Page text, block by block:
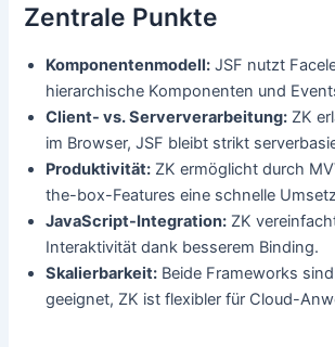
Zentrale Punkte
Komponentenmodell: JSF nutzt
hierarchische Komponenten und
Client- vs. Serververarbeitung: ZK
im Browser, JSF bleibt strikt
Produktivität: ZK ermöglicht durch
the-box-Features eine schnelle
JavaScript-Integration: ZK
Interaktivität dank besserem Binding.
Skalierbarkeit: Beide Frameworks
geeignet, ZK ist flexibler für Cloud-